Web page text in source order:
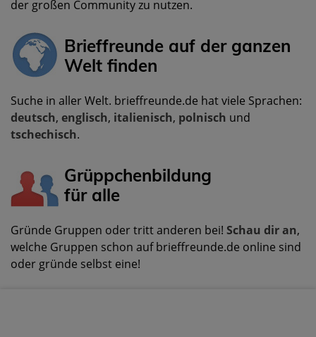
der großen Community zu nutzen.
Brieffreunde auf der ganzen
Welt finden
Suche in aller Welt. brieffreunde.de hat viele Sprachen:
deutsch, englisch, italienisch, polnisch und
tschechisch.
Grüppchenbildung
für alle
Gründe Gruppen oder tritt anderen bei! Schau dir an,
welche Gruppen schon auf brieffreunde.de online sind
oder gründe selbst eine!